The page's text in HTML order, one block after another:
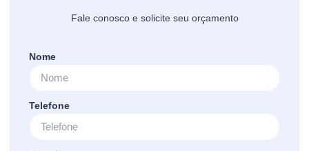
Fale conosco e solicite seu orçamento
Nome
Telefone